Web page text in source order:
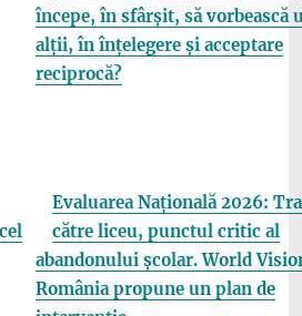
începe, în sfârșit, să vorbească
alții, în înțelegere și acceptare
reciprocă?
Evaluarea Națională 2026:
către liceu, punctul critic al
abandonului școlar. World
România propune un plan de